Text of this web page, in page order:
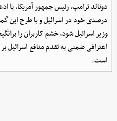
درصدی خود در اسرائیل و با طرح این
وزیر اسرائیل شود، خشم کاربران را
اعترافی ضمنی به تقدم منافع اسرائیل
است.